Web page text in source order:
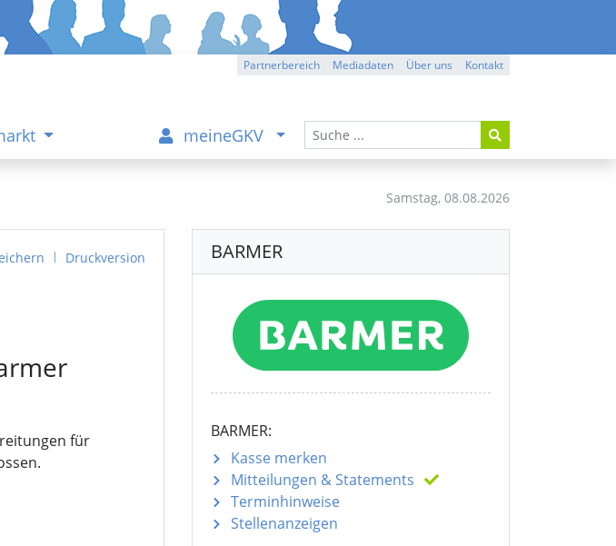
Partnerbereich Mediadaten Über uns Kontakt
meineGKV
Samstag, 08.08.2026
| Druckversion
für
BARMER
BARMER:
Kasse merken
Mitteilungen & Statements
Terminhinweise
Stellenanzeigen